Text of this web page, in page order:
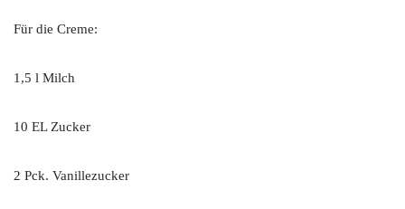
Für die Creme:
1,5 l Milch
10 EL Zucker
2 Pck. Vanillezucker